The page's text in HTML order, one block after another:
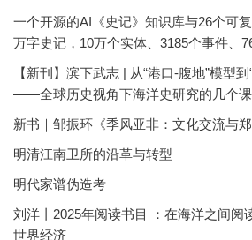
一个开源的AI《史记》知识库与26个可
万字史记，10万个实体、3185个事件、
【新刊】滨下武志 | 从“港口-腹地”模型
——全球历史视角下海洋史研究的几个
新书｜邹振环《季风亚非：文化交流与郑
明清江南卫所的沿革与转型
明代家谱伪造考
刘洋丨2025年阅读书目 ：在海洋之间
世界经济